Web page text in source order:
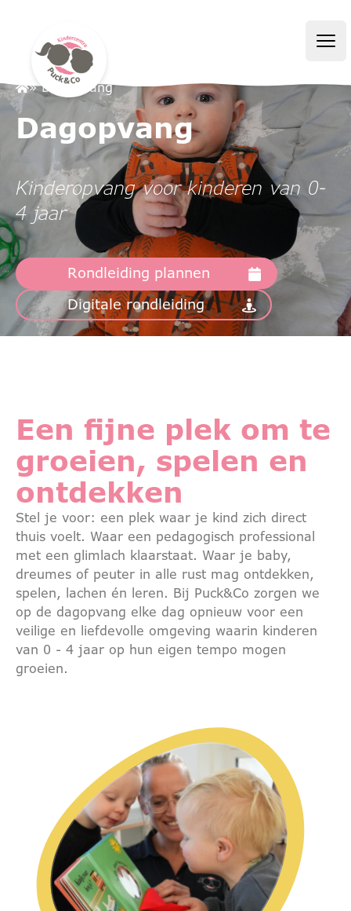
» Dagopvang
Kinderopvang voor kinderen van 0-
4 jaar
Dagopvang
Rondleiding plannen
Digitale rondleiding
Een fijne plek om te
groeien, spelen en
ontdekken
Stel je voor: een plek waar je kind zich direct
thuis voelt. Waar een pedagogisch professional
met een glimlach klaarstaat. Waar je baby,
dreumes of peuter in alle rust mag ontdekken,
spelen, lachen én leren. Bij Puck&Co zorgen we
op de dagopvang elke dag opnieuw voor een
veilige en liefdevolle omgeving waarin kinderen
van 0 - 4 jaar op hun eigen tempo mogen
groeien.